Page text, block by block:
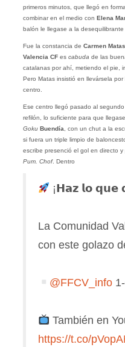
primeros minutos, que llegó en
combinar en el medio con Elena
balón le llegase a la desequilibrante
Fue la constancia de Carmen Matas
Valencia CFes cabuda de las
catalanas por ahí, metiendo el pie,
Pero Matas insistió en llevársela
centro.
Ese centro llegó pasado al
refilón, lo suficiente para que
Goku Buendía , con un chut a la
si fuera un triple limpio de
escribe presenció el gol en directo
Pum. Chof. Dentro
¡𝗛𝗮𝘇 𝗹𝗼 𝗾𝘂𝗲
La Comunidad
con este golazo
@FFCV_info
También en
https://t.co/